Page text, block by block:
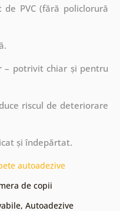
PVC (fără policlorură
– potrivit chiar și pentru
riscul de deteriorare
și îndepărtat.
autoadezive
de copii
, Autoadezive